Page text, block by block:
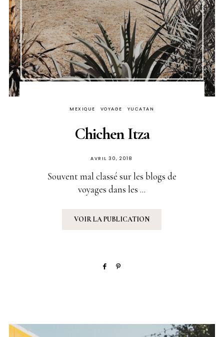
MEXIQUE VOYAGE YUCATAN
Chichen Itza
PUBLIÉ
SUR
AVRIL 30, 2018
Souvent mal classé sur les blogs de
voyages dans les ...
VOIR LA PUBLICATION